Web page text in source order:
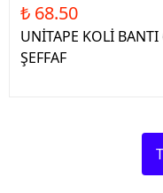
₺ 68.50
UNİTAPE KOLİ
ŞEFFAF